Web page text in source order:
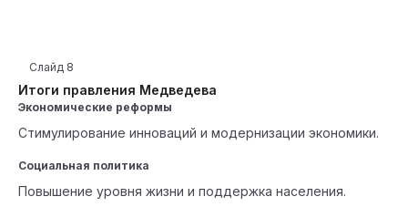
Итоги правления Медведева
Слайд 8
Экономические реформы
Стимулирование инноваций и модернизации экономики.
Социальная политика
Повышение уровня жизни и поддержка населения.